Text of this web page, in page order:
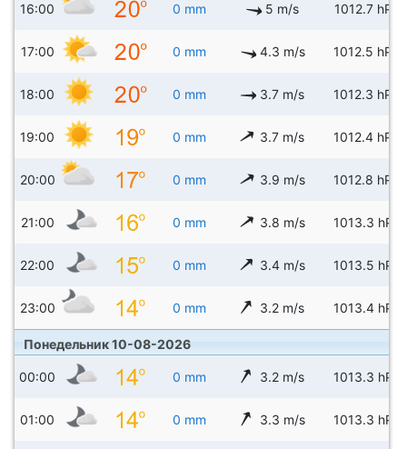
16:00 0 mm 5 m/s 1012.7 hPa
17:00 0 mm 4.3 m/s 1012.5 hPa
18:00 0 mm 3.7 m/s 1012.3 hPa
19:00 0 mm 3.7 m/s 1012.4 hPa
20:00 0 mm 3.9 m/s 1012.8 hPa
21:00 0 mm 3.8 m/s 1013.3 hPa
22:00 0 mm 3.4 m/s 1013.5 hPa
23:00 0 mm 3.2 m/s 1013.4 hPa
Понедельник 10-08-2026
00:00 0 mm 3.2 m/s 1013.3 hPa
01:00 0 mm 3.3 m/s 1013.3 hPa